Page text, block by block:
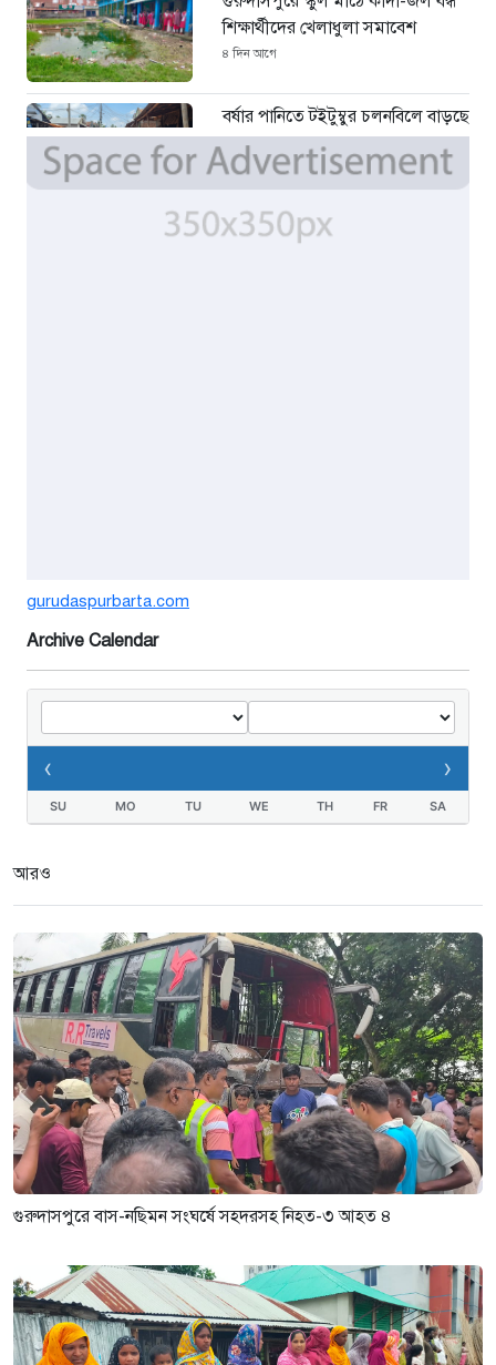
শিক্ষার্থীদের খেলাধুলা সমাবেশ
৪ দিন আগে
বর্ষার পানিতে টইটুম্বুর চলনবিলে বাড়ছে
ডিঙি নৌকার চাহিদা
৬ দিন আগে
সিন্ডিকেটের কবজায় পাটের বাজার,
তথ্যবিভ্রাট সংবাদের প্রতিবাদে
gurudaspurbarta.com
Archive Calendar
‹ ›
SU MO TU WE TH FR SA
আরও
গুরুদাসপুরে বাস-নছিমন সংঘর্ষে সহদরসহ নিহত-৩ আহত ৪